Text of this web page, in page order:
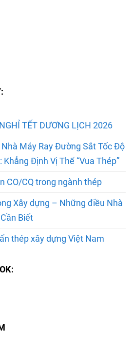
TẾT DƯƠNG LỊCH 2026
Máy Ray Đường Sắt Tốc Độ
Định Vị Thế “Vua Thép”
CO/CQ trong ngành thép
Xây dựng – Những điều Nhà
Biết
thép xây dựng Việt Nam